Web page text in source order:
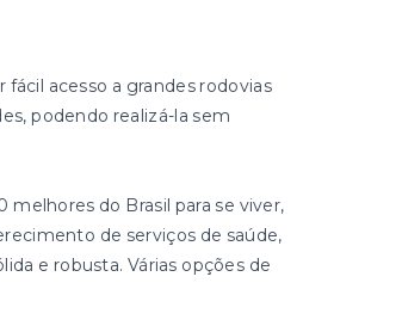
fácil acesso a grandes rodovias
podendo realizá-la sem
melhores do Brasil para se viver,
de serviços de saúde,
e robusta. Várias opções de